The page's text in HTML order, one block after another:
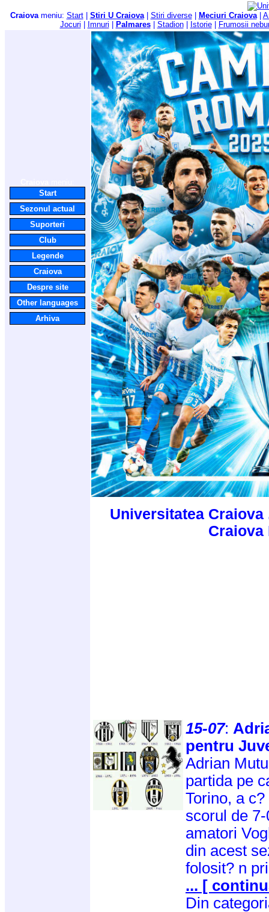
Craiovameniu: Start| Stiri U Craiova| Stiri diverse| Meciuri Craiova|
Jocuri
Imnuri Palmares| Stadion| Istorie| Frumosii
Start
Sezonul actual
Suporteri
Club
Legende
Craiova
Despre site
Other languages
Arhiva
Universitatea
Craiova
15-07:
pentru
Adrian
partida pe
Torino, a
scorul de
amatori
din acest
folosit? n
... [
Din